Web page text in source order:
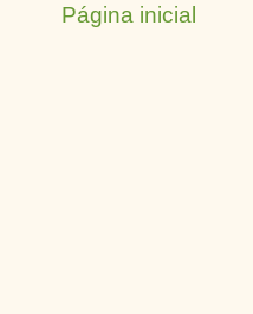
Página inicial